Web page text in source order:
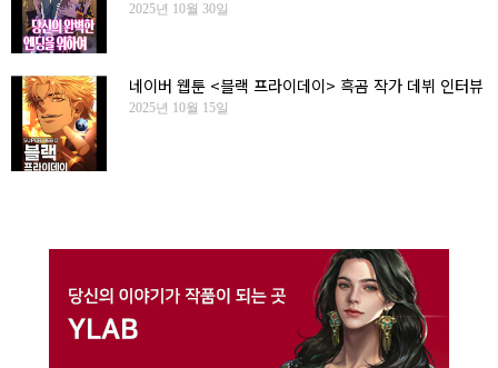
2025년 10월 30일
네이버 웹툰 <블랙 프라이데이> 흑곰 작가 데뷔 인터뷰
2025년 10월 15일